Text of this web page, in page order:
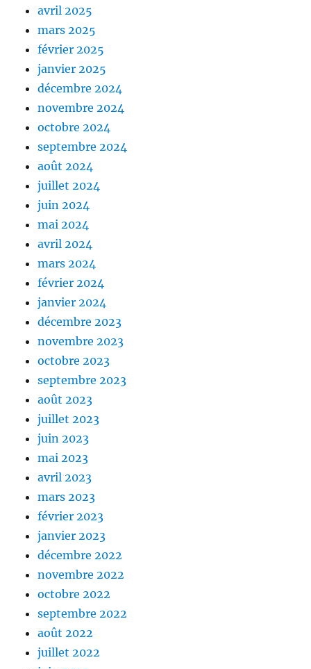
avril 2025
mars 2025
février 2025
janvier 2025
décembre 2024
novembre 2024
octobre 2024
septembre 2024
août 2024
juillet 2024
juin 2024
mai 2024
avril 2024
mars 2024
février 2024
janvier 2024
décembre 2023
novembre 2023
octobre 2023
septembre 2023
août 2023
juillet 2023
juin 2023
mai 2023
avril 2023
mars 2023
février 2023
janvier 2023
décembre 2022
novembre 2022
octobre 2022
septembre 2022
août 2022
juillet 2022